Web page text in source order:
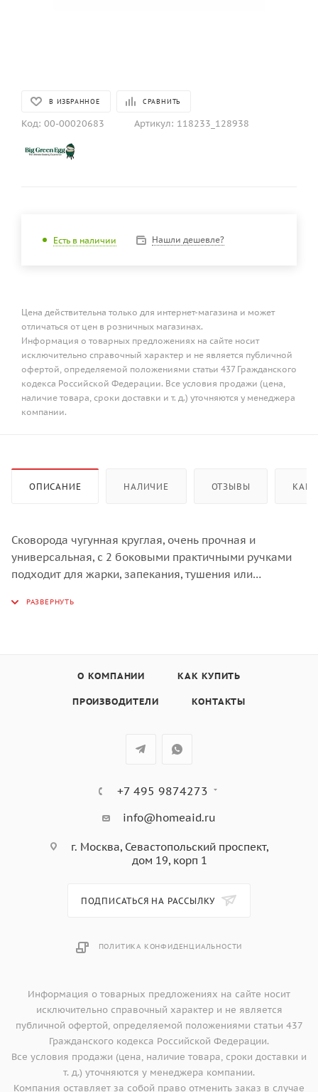
В ИЗБРАННОЕ СРАВНИТЬ
Код: 00-00020683 Артикул: 118233_128938
Есть в наличии Нашли дешевле?
Цена действительна только для интернет-магазина и может
отличаться от цен в розничных магазинах.
Информация о товарных предложениях на сайте носит
исключительно справочный характер и не является публичной
офертой, определяемой положениями статьи 437 Гражданского
кодекса Российской Федерации. Все условия продажи (цена,
наличие товара, сроки доставки и т. д.) уточняются у менеджера
компании.
ОПИСАНИЕ НАЛИЧИЕ ОТЗЫВЫ КАК
Сковорода чугунная круглая, очень прочная и
универсальная, с 2 боковыми практичными ручками
подходит для жарки, запекания, тушения или
Диаметр сковороды - 36 см
обслуживании. После использования нужно только
О КОМПАНИИ КАК КУПИТЬ
ПРОИЗВОДИТЕЛИ КОНТАКТЫ
+7 495 9874273
info@homeaid.ru
г. Москва, Севастопольский проспект,
дом 19, корп 1
ПОДПИСАТЬСЯ НА РАССЫЛКУ
ПОЛИТИКА КОНФИДЕНЦИАЛЬНОСТИ
Информация о товарных предложениях на сайте носит
исключительно справочный характер и не является
публичной офертой, определяемой положениями статьи 437
Гражданского кодекса Российской Федерации.
Все условия продажи (цена, наличие товара, сроки доставки и
т. д.) уточняются у менеджера компании.
Компания оставляет за собой право отменить заказ в случае